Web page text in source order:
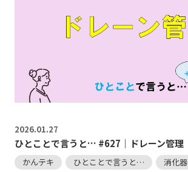
2026.01.27
ひとことで言うと… #627｜ドレーン管理
かんテキ ひとことで言うと… 消化器